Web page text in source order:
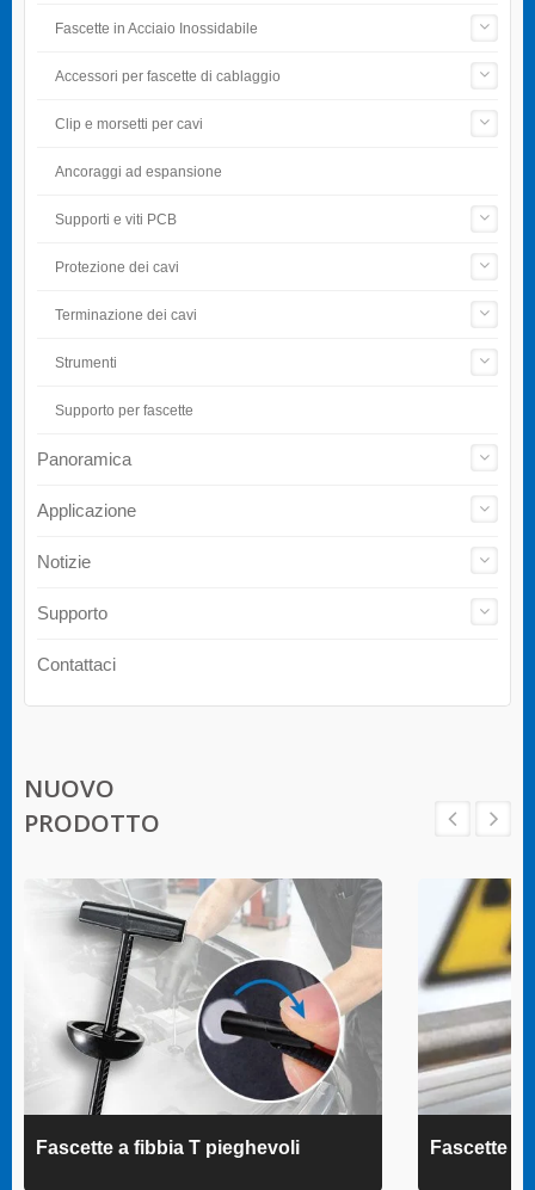
Fascette in Acciaio Inossidabile
Accessori per fascette di cablaggio
Clip e morsetti per cavi
Ancoraggi ad espansione
Supporti e viti PCB
Protezione dei cavi
Terminazione dei cavi
Strumenti
Supporto per fascette
Panoramica
Applicazione
Notizie
Supporto
Contattaci
NUOVO
PRODOTTO
Fascette a fibbia T pieghevoli Fascette